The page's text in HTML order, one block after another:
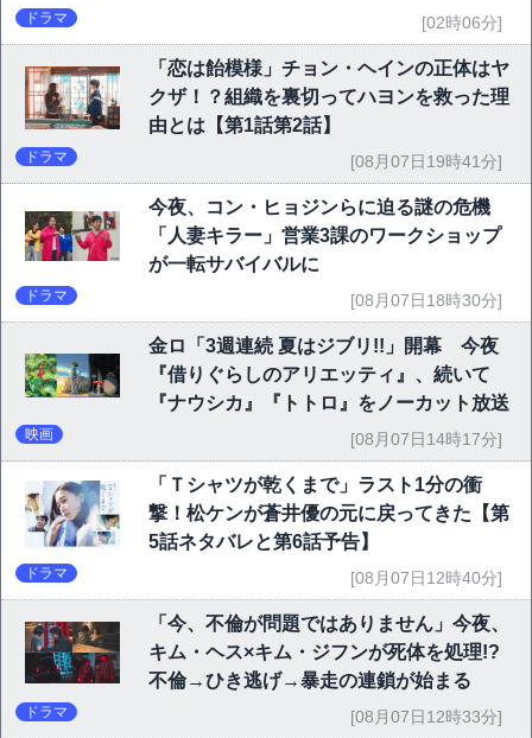
ドラマ [02時06分]
「恋は飴模様」チョン・ヘインの正体はヤ
クザ！？組織を裏切ってハヨンを救った理
由とは【第1話第2話】
ドラマ [08月07日19時41分]
今夜、コン・ヒョジンらに迫る謎の危機
「人妻キラー」営業3課のワークショップ
が一転サバイバルに
ドラマ [08月07日18時30分]
金ロ「3週連続 夏はジブリ!!」開幕 今夜
『借りぐらしのアリエッティ』、続いて
『ナウシカ』『トトロ』をノーカット放送
映画 [08月07日14時17分]
「Ｔシャツが乾くまで」ラスト1分の衝
撃！松ケンが蒼井優の元に戻ってきた【第
5話ネタバレと第6話予告】
ドラマ [08月07日12時40分]
「今、不倫が問題ではありません」今夜、
キム・ヘス×キム・ジフンが死体を処理!?
不倫→ひき逃げ→暴走の連鎖が始まる
ドラマ [08月07日12時33分]